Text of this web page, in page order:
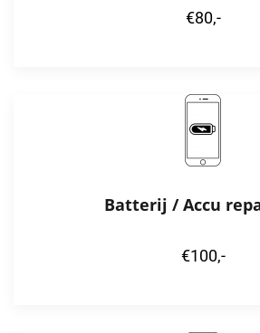
€80,-
Batterij / Accu
€100,-